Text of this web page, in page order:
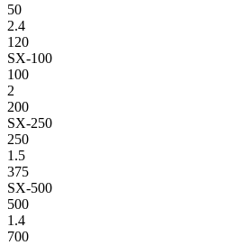
50
2.4
120
SX-100
100
2
200
SX-250
250
1.5
375
SX-500
500
1.4
700